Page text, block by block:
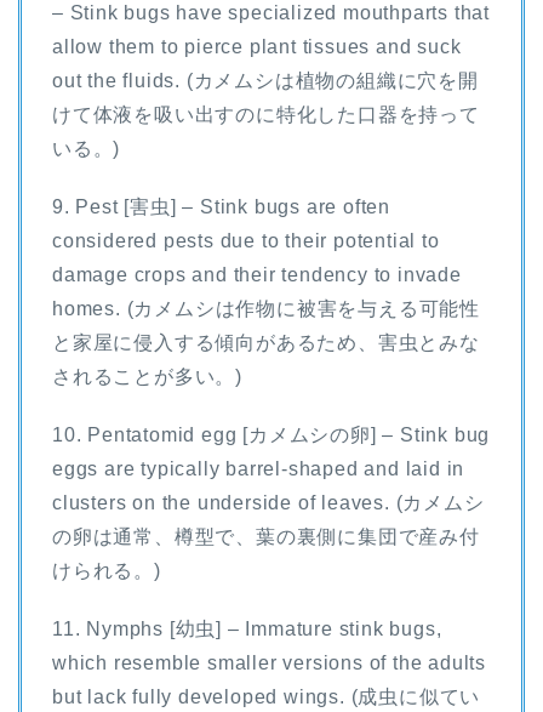
– Stink bugs have specialized mouthparts that
allow them to pierce plant tissues and suck
out the fluids. (カメムシは植物の組織に穴を開
けて体液を吸い出すのに特化した口器を持って
いる。)
9. Pest [害虫] – Stink bugs are often
considered pests due to their potential to
damage crops and their tendency to invade
homes. (カメムシは作物に被害を与える可能性
と家屋に侵入する傾向があるため、害虫とみな
されることが多い。)
10. Pentatomid egg [カメムシの卵] – Stink bug
eggs are typically barrel-shaped and laid in
clusters on the underside of leaves. (カメムシ
の卵は通常、樽型で、葉の裏側に集団で産み付
けられる。)
11. Nymphs [幼虫] – Immature stink bugs,
which resemble smaller versions of the adults
but lack fully developed wings. (成虫に似てい